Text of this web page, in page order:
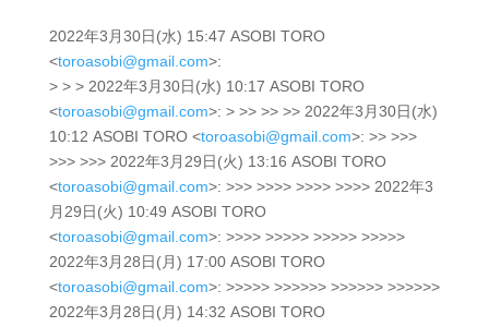
2022年3月30日(水) 15:47 ASOBI TORO
<toroasobi@gmail.com>:
> > > 2022年3月30日(水) 10:17 ASOBI TORO
<toroasobi@gmail.com>: > >> >> >> 2022年3月30日(水)
10:12 ASOBI TORO <toroasobi@gmail.com>: >> >>>
>>> >>> 2022年3月29日(火) 13:16 ASOBI TORO
<toroasobi@gmail.com>: >>> >>>> >>>> >>>> 2022年3
月29日(火) 10:49 ASOBI TORO
<toroasobi@gmail.com>: >>>> >>>>> >>>>> >>>>>
2022年3月28日(月) 17:00 ASOBI TORO
<toroasobi@gmail.com>: >>>>> >>>>>> >>>>>> >>>>>>
2022年3月28日(月) 14:32 ASOBI TORO